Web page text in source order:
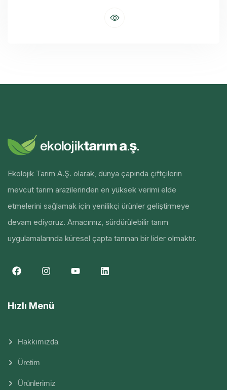
Ekolojik Tarım A.Ş. olarak, dünya çapında çiftçilerin
mevcut tarım arazilerinden en yüksek verimi elde
etmelerini sağlamak için yenilikçi ürünler geliştirmeye
devam ediyoruz. Amacımız, sürdürülebilir tarım
uygulamalarında küresel çapta tanınan bir lider olmaktır.
Hızlı Menü
Hakkımızda
Üretim
Ürünlerimiz